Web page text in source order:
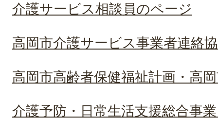
介護サービス相談員のページ
高岡市介護サービス事業者連絡
高岡市高齢者保健福祉計画・高
介護予防・日常生活支援総合事